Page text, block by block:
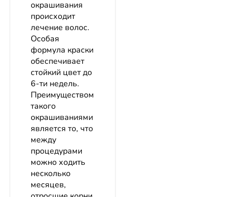
окрашивания
происходит
лечение волос.
Особая
формула краски
обеспечивает
стойкий цвет до
6-ти недель.
Преимуществом
такого
окрашиваниями
является то, что
между
процедурами
можно ходить
несколько
месяцев,